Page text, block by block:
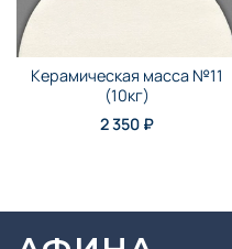
Керамическая масса №11
(10кг)
2 350 ₽